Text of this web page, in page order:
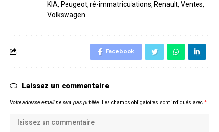
KIA, Peugeot, ré-immatriculations, Renault, Ventes,
Volkswagen
Facebook
Laissez un commentaire
Votre adresse e-mail ne sera pas publiée. Les champs obligatoires sont indiqués avec *